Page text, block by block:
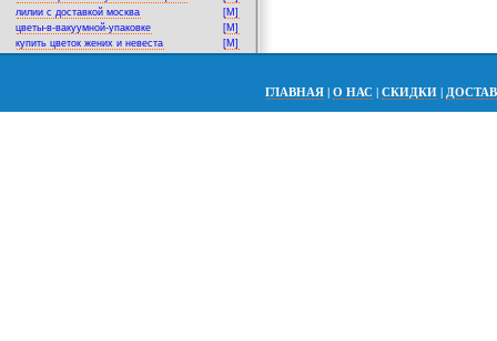
лилии с доставкой москва
[M]
цветы-в-вакуумной-упаковке
[M]
купить цветок жених и невеста
[M]
ГЛАВНАЯ | О НАС | СКИДКИ |